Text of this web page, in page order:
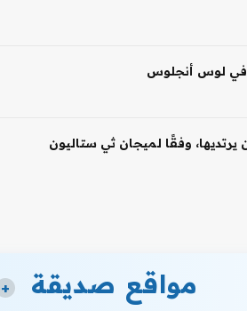
وفقًا لميجان ثي ستاليون
مواقع صديقة +